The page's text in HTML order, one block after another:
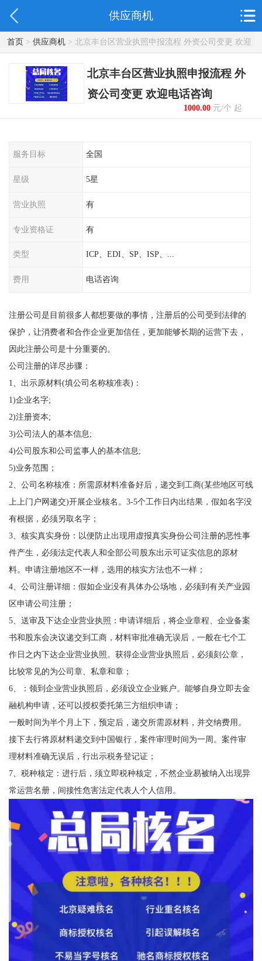
供应商机
首页> 供应商机> 北京丰台区营业执照申报流程 外资公司变更 欢迎
电话咨询
北京丰台区营业执照申报流程 外
资公司变更 欢迎电话咨询
1000.00元/个 起
服务目标 全国
星级 5星
营业执照 有
专业资格证 有
类型 ICP、EDI、SP、ISP、...
费用 电话咨询
注册公司是目前很多人都想要做的事情，注册后的公司受到法律的
保护，让消费者和合作企业更加信任，更加能够长期的运营下去，
因此注册公司是十分重要的。
公司注册的详尽步骤：
1、出示原材料(填公司名称核准表)：
1)企业名字;
2)注册资本;
3)公司法人的基本信息;
4)公司股东和公司监事人的基本信息;
5)业务范围；
2、公司名称核准：所需原材料准备好后，递交到工商(某些地区可线
上上门户网递交)开展企业核名。3-5个工作日内出结果，假如名字没
有根据，必须另取名字；
3、核实真实身份：以便防止出现用虚报真实身份公司注册的恶性事
件产生，必须法定代表人和全部公司股东出示可证实信息的原材
料。申请注册地区不一样，选用的核实方法也不一样；
4、公司注册详细：假如企业没有具体办公场地，必须到有关产业园
区申请公司注册；
5、送审及下达企业营业执照：申请详细后，将企业章程、企业备案
书和股东会决议递交到工商，材料审批准确无误后，一般在七个工
作日之内下达企业营业执照。获得企业营业执照后，必须刻公章，
比较常见的为公司章、私章和章；
6、：领到企业营业执照后，必须设立企业账户。能够自身立即去金
融机构申请，还可以授权委托第三方组织申请；
一般时间为半个月上下，预定后，递交所需原材料，并交纳费用。
接下去行将原材料递交到中国银行，案件审理时间为一周。案件审
理材料准确无误后，行出示税务登记证；
7、税种核定：进行后，须立即税种核定，不然企业易被纳入出现异
常运营名册，间接性危害法定代表人个人信用。